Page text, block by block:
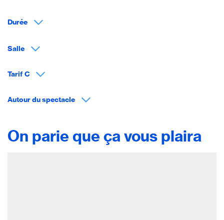
Durée
Salle
Tarif C
Autour du spectacle
On parie que ça vous plaira